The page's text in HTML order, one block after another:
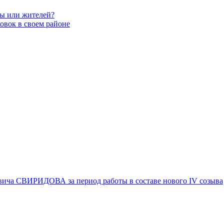
или жителей?
в своем районе
СВИРИДОВА за период работы в составе нового IV созыва